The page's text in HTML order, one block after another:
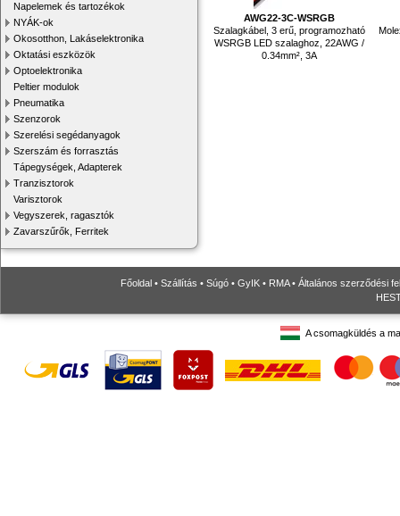
Napelemek és tartozékok
NYÁK-ok
Okosotthon, Lakáselektronika
Oktatási eszközök
Optoelektronika
Peltier modulok
Pneumatika
Szenzorok
Szerelési segédanyagok
Szerszám és forrasztás
Tápegységek, Adapterek
Tranzisztorok
Varisztorok
Vegyszerek, ragasztók
Zavarszűrők, Ferritek
AWG22-3C-WSRGB
Szalagkábel, 3 erű, programozható
WSRGB LED szalaghoz, 22AWG /
0.34mm², 3A
Főoldal • Szállítás • Súgó • GyIK • RMA• Általános szerződési
A csomagküldés a